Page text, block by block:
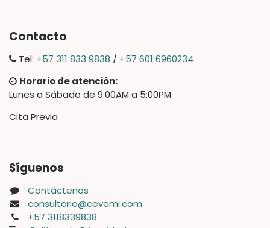
Contacto
Tel: +57 311 833 9838 / +57 601 6960234
Horario de atención:
Lunes a Sábado de 9:00AM a 5:00PM
Cita Previa
Síguenos
Contáctenos
consultorio@cevemi.com
+57 3118339838